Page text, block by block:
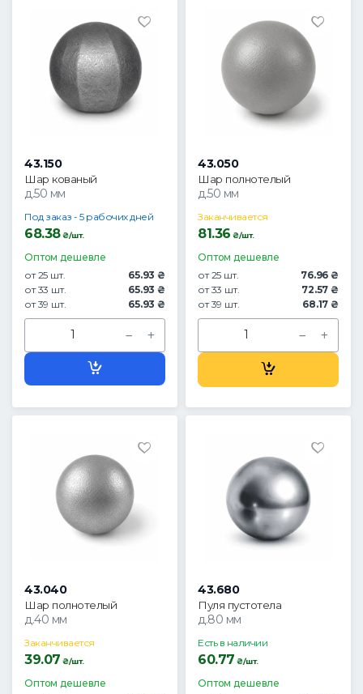
43.150
Шар кованый
д.50 мм
Под заказ - 5 рабочих дней
68.38₴/шт.
Оптом дешевле
от 25 шт.
65.93 ₴
от 33 шт.
65.93 ₴
от 39 шт.
65.93 ₴
43.050
Шар полнотелый
д.50 мм
Заканчивается
81.36 ₴/шт.
Оптом дешевле
от 25 шт.
76.96 ₴
от 33 шт.
72.57 ₴
от 39 шт.
68.17 ₴
43.040
Шар полнотелый
д.40 мм
Заканчивается
39.07 ₴/шт.
Оптом дешевле
43.680
Пуля пустотела
д.80 мм
Есть в наличии
60.77 ₴/шт.
Оптом дешевле